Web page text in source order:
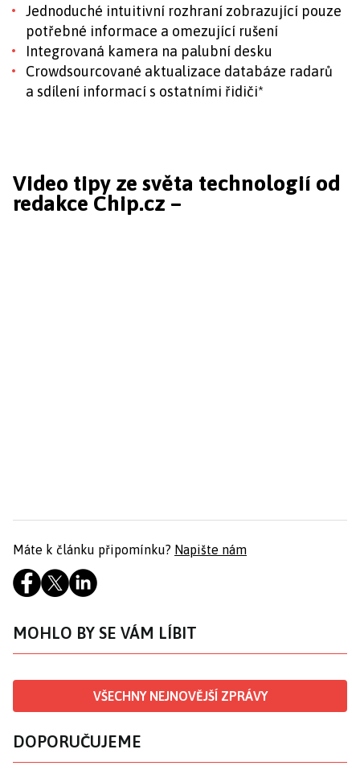
Jednoduché intuitivní rozhraní zobrazující pouze
potřebné informace a omezující rušení
Integrovaná kamera na palubní desku
Crowdsourcované aktualizace databáze radarů
a sdílení informací s ostatními řidiči*
Video tipy ze světa technologií od
redakce Chip.cz –
Máte k článku připomínku? Napište nám
MOHLO BY SE VÁM LÍBIT
VŠECHNY NEJNOVĚJŠÍ ZPRÁVY
DOPORUČUJEME